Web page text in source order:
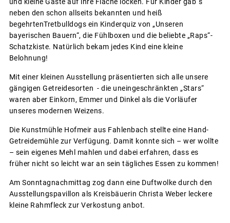
neben den schon allseits bekannten und heiß
begehrtenTretbulldogs ein Kinderquiz von „Unseren
bayerischen Bauern“, die Fühlboxen und die beliebte „Raps“-
Schatzkiste. Natürlich bekam jedes Kind eine kleine
Belohnung!
Mit einer kleinen Ausstellung präsentierten sich alle unsere
gängigen Getreidesorten - die uneingeschränkten „Stars“
waren aber Einkorn, Emmer und Dinkel als die Vorläufer
unseres modernen Weizens.
Die Kunstmühle Hofmeir aus Fahlenbach stellte eine Hand-
Getreidemühle zur Verfügung. Damit konnte sich – wer wollte
– sein eigenes Mehl mahlen und dabei erfahren, dass es
früher nicht so leicht war an sein tägliches Essen zu kommen!
Am Sonntagnachmittag zog dann eine Duftwolke durch den
Ausstellungspavillon als Kreisbäuerin Christa Weber leckere
kleine Rahmfleck zur Verkostung anbot.